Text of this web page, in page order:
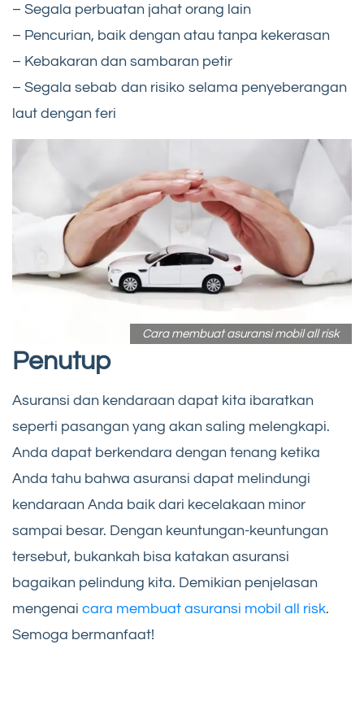
– Segala perbuatan jahat orang lain
– Pencurian, baik dengan atau tanpa kekerasan
– Kebakaran dan sambaran petir
– Segala sebab dan risiko selama penyeberangan
laut dengan feri
Cara membuat asuransi mobil all risk
Penutup
Asuransi dan kendaraan dapat kita ibaratkan
seperti pasangan yang akan saling melengkapi.
Anda dapat berkendara dengan tenang ketika
Anda tahu bahwa asuransi dapat melindungi
kendaraan Anda baik dari kecelakaan minor
sampai besar. Dengan keuntungan-keuntungan
tersebut, bukankah bisa katakan asuransi
bagaikan pelindung kita. Demikian penjelasan
mengenai cara membuat asuransi mobil all risk.
Semoga bermanfaat!